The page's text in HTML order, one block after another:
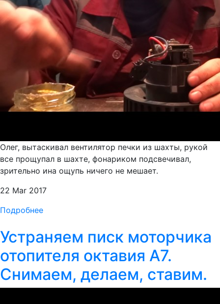
Олег, вытаскивал вентилятор печки из шахты, рукой
все прощупал в шахте, фонариком подсвечивал,
зрительно ина ощупь ничего не мешает.
22 Mar 2017
Подробнее
Устраняем писк моторчика
отопителя октавия А7.
Снимаем, делаем, ставим.